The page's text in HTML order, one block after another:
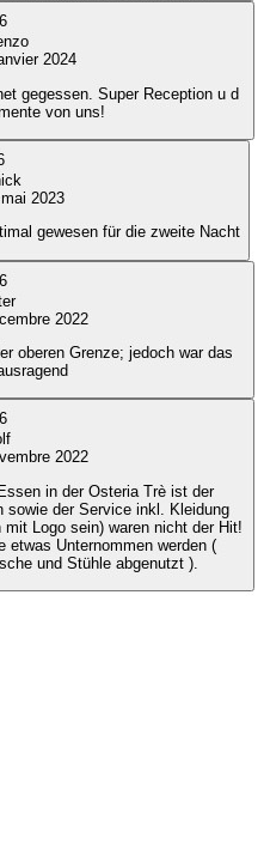
6
2024
gegessen. Super Reception u d
von uns!
2023
gewesen für die zweite Nacht
6
2022
oberen Grenze; jedoch war das
6
2022
in der Osteria Trè ist der
sowie der Service inkl. Kleidung
Logo sein) waren nicht der Hit!
Unternommen werden (
und Stühle abgenutzt ).